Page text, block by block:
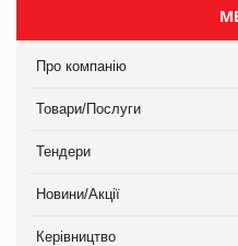
Про компанію
Товари/Послуги
Тендери
Новини/Акції
Керівництво